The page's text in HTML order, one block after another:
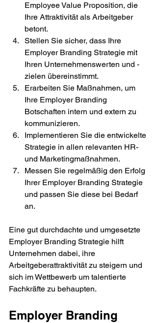
Employee Value Proposition, die
Ihre Attraktivität als Arbeitgeber
betont.
Stellen Sie sicher, dass Ihre
Employer Branding Strategie mit
Ihren Unternehmenswerten und -
zielen übereinstimmt.
Erarbeiten Sie Maßnahmen, um
Ihre Employer Branding
Botschaften intern und extern zu
kommunizieren.
Implementieren Sie die entwickelte
Strategie in allen relevanten HR-
und Marketingmaßnahmen.
Messen Sie regelmäßig den Erfolg
Ihrer Employer Branding Strategie
und passen Sie diese bei Bedarf
an.
Eine gut durchdachte und umgesetzte
Employer Branding Strategie hilft
Unternehmen dabei, ihre
Arbeitgeberattraktivität zu steigern und
sich im Wettbewerb um talentierte
Fachkräfte zu behaupten.
Employer Branding